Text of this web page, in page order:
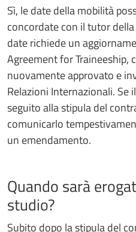
Sì, le date della mobilità
concordate con il tutor
date richiede un
Agreement for Traineeship,
nuovamente approvato e
Relazioni Internazionali. Se
seguito alla stipula del
comunicarlo
un emendamento.
Quando sarà
studio?
Subito dopo la stipula del